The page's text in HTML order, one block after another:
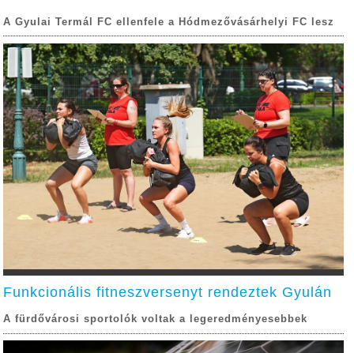
A Gyulai Termál FC ellenfele a Hódmezővásárhelyi FC lesz
Funkcionális fitneszversenyt rendeztek Gyulán
A fürdővárosi sportolók voltak a legeredményesebbek